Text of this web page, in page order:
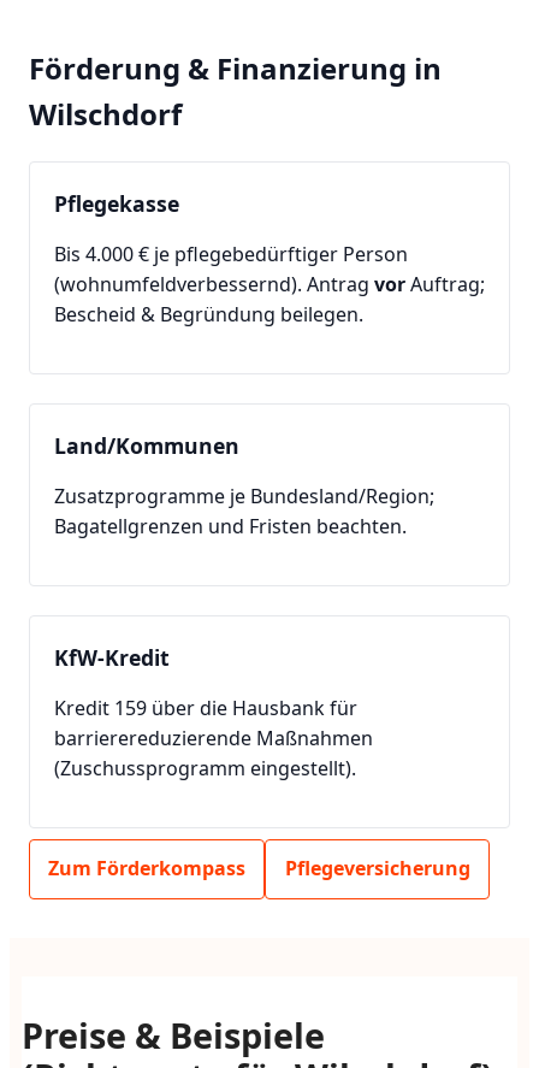
Förderung & Finanzierung in
Wilschdorf
Pflegekasse
Bis 4.000 € je pflegebedürftiger Person
(wohnumfeldverbessernd). Antrag vorAuftrag;
Bescheid & Begründung beilegen.
Land/Kommunen
Zusatzprogramme je Bundesland/Region;
Bagatellgrenzen und Fristen beachten.
KfW-Kredit
Kredit 159 über die Hausbank für
barrierereduzierende Maßnahmen
(Zuschussprogramm eingestellt).
Zum Förderkompass Pflegeversicherung
Preise & Beispiele